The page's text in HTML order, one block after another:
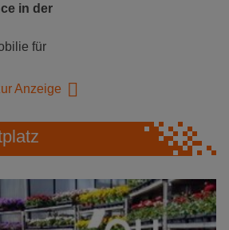
in der
für
Anzeige